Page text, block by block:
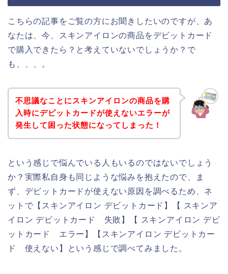
こちらの記事をご覧の方にお聞きしたいのですが、あ
なたは、今、スキンアイロンの商品をデビットカード
で購入できたら？と考えていないでしょうか？で
も、、、。
不思議なことにスキンアイロンの商品を購
入時にデビットカードが使えないエラーが
発生して困った状態になってしまった！
という感じで悩んでいる人もいるのではないでしょう
か？実際私自身も同じような悩みを抱えたので、ま
ず、デビットカードが使えない原因を調べるため、ネ
ットで【スキンアイロン デビットカード】【 スキンア
イロン デビットカード 失敗】【 スキンアイロン デビ
ットカード エラー】【スキンアイロン デビットカー
ド 使えない】という感じで調べてみました。